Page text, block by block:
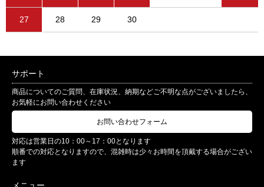
27 28 29 30
サポート
商品についてのご質問、在庫状況、納期などご不明な点がございましたら、
お気軽にお問い合わせください
お問い合わせフォーム
対応は営業日の10：00～17：00となります
順番での対応となりますので、混雑時は少々お時間を頂戴する場合がござい
ます